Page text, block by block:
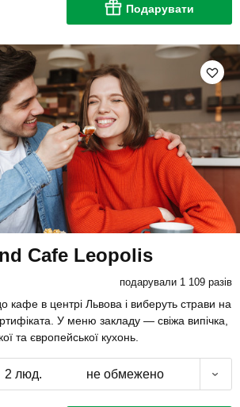
Подарувати
Cafe Leopolis
подарували 1 109 разів
кафе в центрі Львова і виберуть страви на
У меню закладу — свіжа випічка,
та європейської кухонь.
2 люд. не обмежено